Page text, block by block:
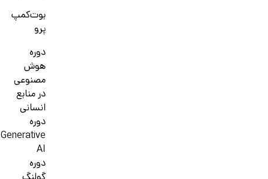
بوت‌کمپ
پرو
دوره
هوش
مصنوعی
در منابع
انسانی
دوره
Generative
AI
دوره